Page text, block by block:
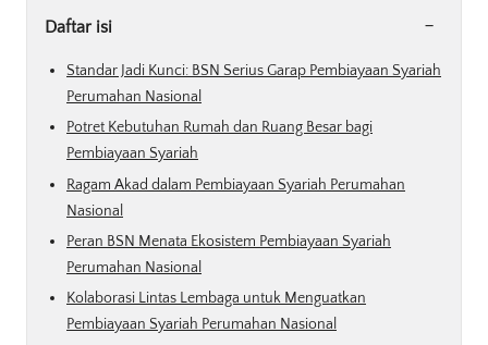
Daftar isi -
Standar Jadi Kunci: BSN Serius Garap Pembiayaan Syariah
Perumahan Nasional
Potret Kebutuhan Rumah dan Ruang Besar bagi
Pembiayaan Syariah
Ragam Akad dalam Pembiayaan Syariah Perumahan
Nasional
Peran BSN Menata Ekosistem Pembiayaan Syariah
Perumahan Nasional
Kolaborasi Lintas Lembaga untuk Menguatkan
Pembiayaan Syariah Perumahan Nasional